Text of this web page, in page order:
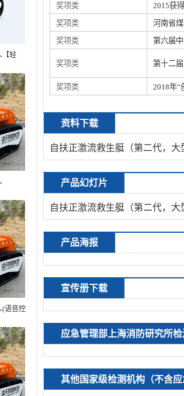
【轻
+5G控
航）
(语音控
奖项类
2015获
奖项类
河南省
奖项类
第六届
奖项类 第十二
奖项类
2018年“
资料下载
自扶正激流救生艇（第二代，大
产品幻灯片
自扶正激流救生艇（第二代，大
产品海报
宣传册下载
应急管理部上海消防研究所
其他国家级检测机构（不含